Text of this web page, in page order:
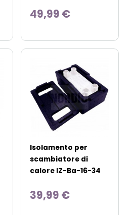
49,99 €
Isolamento per
scambiatore di
calore IZ-Ba-16-34
39,99 €